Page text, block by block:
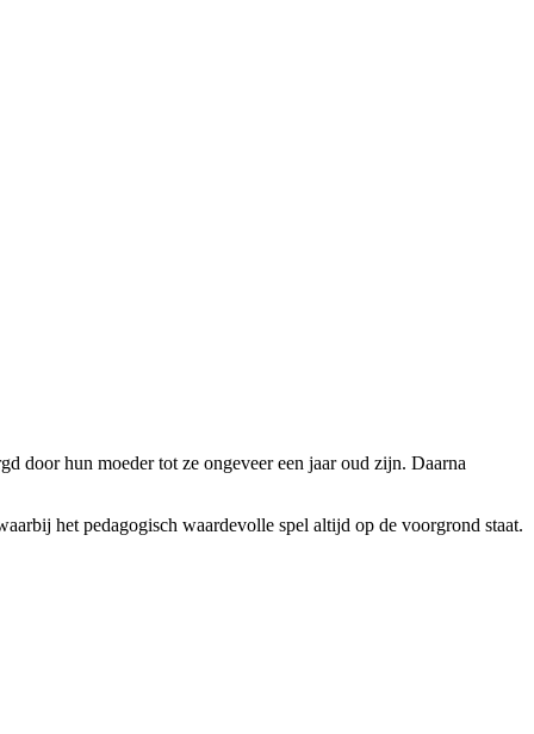
door hun moeder tot ze ongeveer een jaar oud zijn. Daarna
het pedagogisch waardevolle spel altijd op de voorgrond staat.